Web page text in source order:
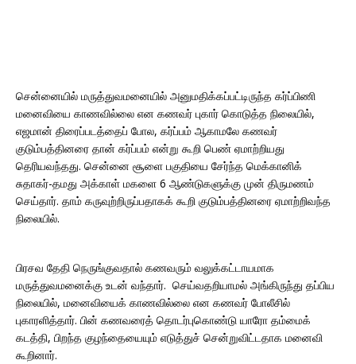
சென்னையில் மருத்துவமனையில் அனுமதிக்கப்பட்டிருந்த கர்ப்பிணி
மனைவியை காணவில்லை என கணவர் புகார் கொடுத்த நிலையில்,
எஜமான் திரைப்படத்தைப் போல, கர்ப்பம் ஆகாமலே கணவர்
குடும்பத்தினரை தான் கர்ப்பம் என்று கூறி பெண் ஏமாற்றியது
தெரியவந்தது. சென்னை சூளை பகுதியை சேர்ந்த மெக்கானிக்
சுதாகர்-தமது அக்காள் மகளை 6 ஆண்டுகளுக்கு முன் திருமணம்
செய்தார். தாம் கருவுற்றிருப்பதாகக் கூறி குடும்பத்தினரை ஏமாற்றிவந்த
நிலையில்.
பிரசவ தேதி நெருங்குவதால் கணவரும் வலுக்கட்டாயமாக
மருத்துவமனைக்கு உடன் வந்தார். செய்வதறியாமல் அங்கிருந்து தப்பிய
நிலையில், மனைவியைக் காணவில்லை என கணவர் போலீசில்
புகாரளித்தார். பின் கணவரைத் தொடர்புகொண்டு யாரோ தம்மைக்
கடத்தி, பிறந்த குழந்தையையும் எடுத்துச் சென்றுவிட்டதாக மனைவி
கூறினார்.